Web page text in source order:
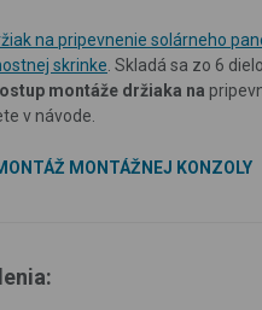
na pripevnenie solárneho
skrinke . Skladá sa zo 6
montáže držiaka na
v návode.
MONTÁŽNEJ KONZOLY